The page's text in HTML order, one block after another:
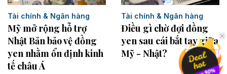
Tài chính & Ngân hàng
Mỹ mở rộng hỗ trợ
Nhật Bản bảo vệ đồng
yen nhằm ổn định kinh
tế châu Á
Tài chính & Ngân hàng
Điều gì chờ đợi đồng
yen sau cái bắt tay giữa
Mỹ - Nhật?